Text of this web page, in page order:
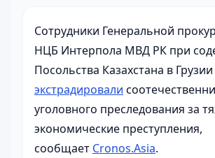
Сотрудники Генеральной
НЦБ Интерпола МВД РК при
Посольства Казахстана в Грузии
экстрадировали
уголовного преследования за
экономические преступления,
сообщает Cronos.Asia.